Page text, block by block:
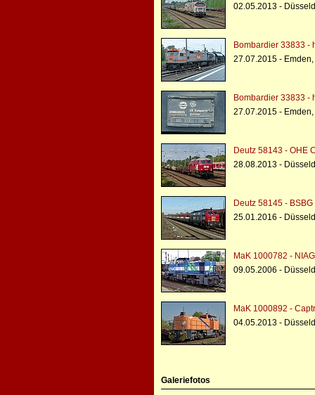
02.05.2013 -
Bombardier 33833 -
27.07.2015 -
Bombardier 33833 -
27.07.2015 -
Deutz 58143 - OHE
28.08.2013 -
Deutz 58145 -
25.01.2016 -
MaK 1000782 -
09.05.2006 -
MaK 1000892 -
04.05.2013 -
Galeriefotos